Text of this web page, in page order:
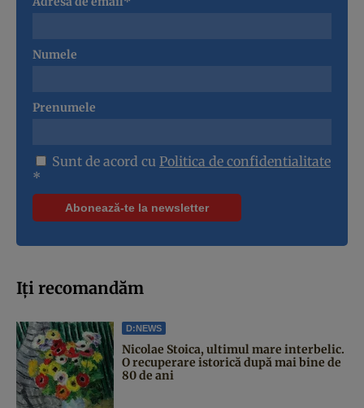
Numele
Prenumele
Sunt de acord cu Politica de confidentialitate
*
Iți recomandăm
D:NEWS
Nicolae Stoica, ultimul mare interbelic.
O recuperare istorică după mai bine de
80 de ani